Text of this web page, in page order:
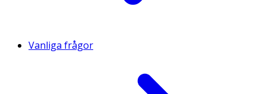
Vanliga frågor